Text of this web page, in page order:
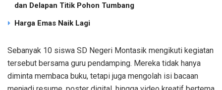
dan Delapan Titik Pohon Tumbang
Harga Emas Naik Lagi
Sebanyak 10 siswa SD Negeri Montasik mengikuti kegiatan
tersebut bersama guru pendamping. Mereka tidak hanya
diminta membaca buku, tetapi juga mengolah isi bacaan